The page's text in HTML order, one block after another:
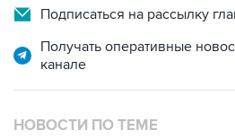
Подписаться на рассылку
Получать оперативные
канале
НОВОСТИ ПО ТЕМЕ